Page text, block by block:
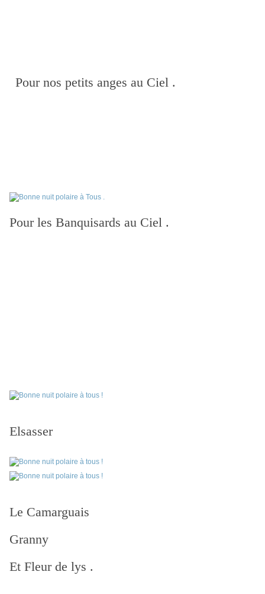
Pour nos petits anges au Ciel .
Pour les Banquisards au Ciel .
Elsasser
Le Camarguais
Granny
Et Fleur de lys .